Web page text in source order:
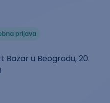
prijava
Bazar u Beogradu, 20.